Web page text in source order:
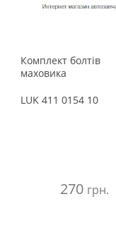
Комплект болтів
маховика
LUK 411 0154 10
270 грн.